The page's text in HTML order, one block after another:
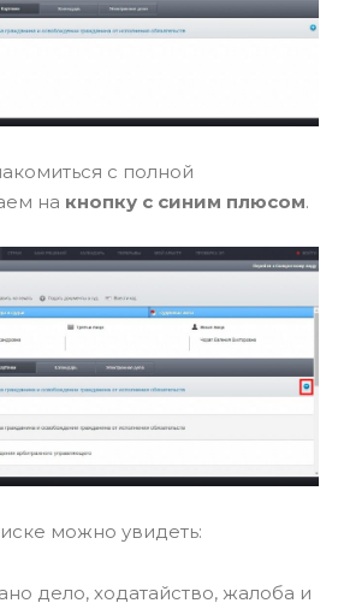
с полной
на кнопку с синим плюсом.
можно увидеть:
дело, ходатайство, жалоба и